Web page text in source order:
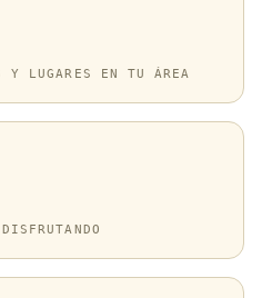
Y LUGARES EN TU ÁREA